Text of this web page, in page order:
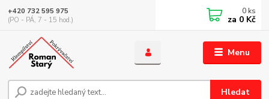
Menu
Hledat
+420 732 595 975
(PO - PÁ, 7 - 15 hod.)
0 ks
za 0 Kč